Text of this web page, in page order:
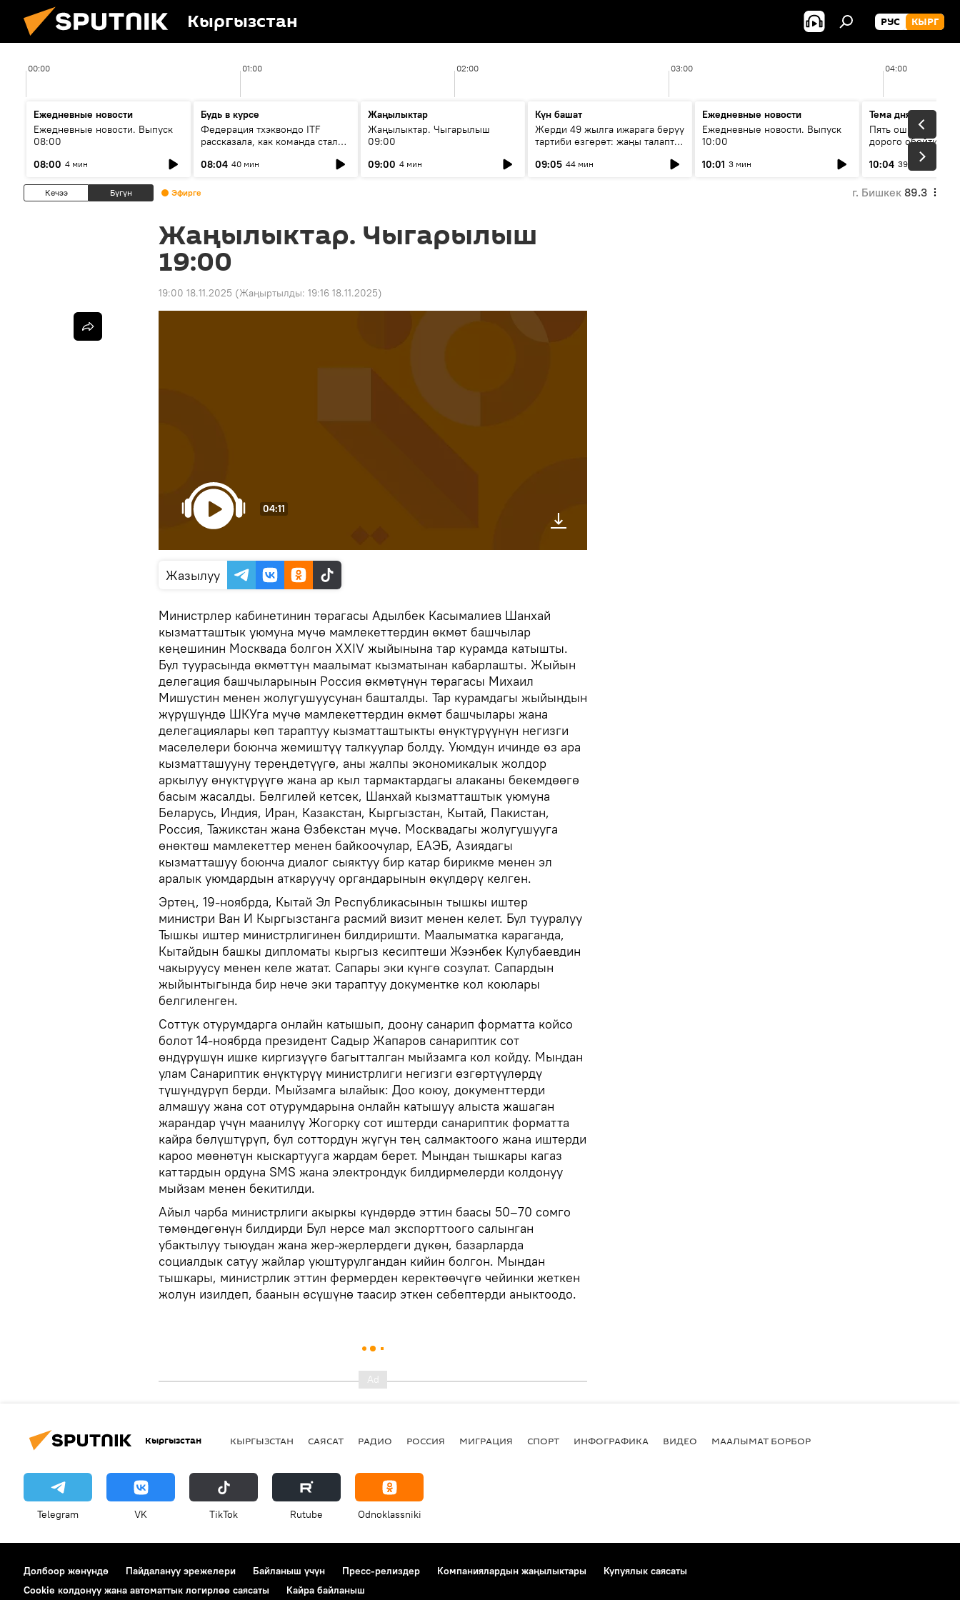
Кыргызстан РУС КЫРГ
00:00 01:00 02:00 03:00 04:00
Ежедневные новости
Ежедневные новости. Выпуск
08:00
08:00 4 мин
Будь в курсе
Федерация тхэквондо ITF
рассказала, как команда стала
08:04 40 мин
Жаңылыктар
Жаңылыктар. Чыгарылыш
09:00
09:00 4 мин
Күн башат
Жерди 49 жылга ижарага берүү
тартиби өзгөрөт: жаңы талаптар
09:05 44 мин
Ежедневные новости
Ежедневные новости. Выпуск
10:00
10:01 3 мин
Тема дня
Пять ошибок
дорого обойтись
10:04 39 мин
Кечээ Бүгүн Эфирге г. Бишкек 89.3
Жаңылыктар. Чыгарылыш
19:00
19:00 18.11.2025 (Жаңыртылды: 19:16 18.11.2025)
04:11
Жазылуу
Министрлер кабинетинин төрагасы Адылбек Касымалиев Шанхай
кызматташтык уюмуна мүчө мамлекеттердин өкмөт башчылар
кеңешинин Москвада болгон XXIV жыйынына тар курамда катышты.
Бул туурасында өкмөттүн маалымат кызматынан кабарлашты. Жыйын
делегация башчыларынын Россия өкмөтүнүн төрагасы Михаил
Мишустин менен жолугушуусунан башталды. Тар курамдагы жыйындын
жүрүшүндө ШКУга мүчө мамлекеттердин өкмөт башчылары жана
делегациялары көп тараптуу кызматташтыкты өнүктүрүүнүн негизги
маселелери боюнча жемиштүү талкуулар болду. Уюмдун ичинде өз ара
кызматташууну тереңдетүүгө, аны жалпы экономикалык жолдор
аркылуу өнүктүрүүгө жана ар кыл тармактардагы алаканы бекемдөөгө
басым жасалды. Белгилей кетсек, Шанхай кызматташтык уюмуна
Беларусь, Индия, Иран, Казакстан, Кыргызстан, Кытай, Пакистан,
Россия, Тажикстан жана Өзбекстан мүчө. Москвадагы жолугушууга
өнөктөш мамлекеттер менен байкоочулар, ЕАЭБ, Азиядагы
кызматташуу боюнча диалог сыяктуу бир катар бирикме менен эл
аралык уюмдардын аткаруучу органдарынын өкүлдөрү келген.
Эртең, 19-ноябрда, Кытай Эл Республикасынын тышкы иштер
министри Ван И Кыргызстанга расмий визит менен келет. Бул тууралуу
Тышкы иштер министрлигинен билдиришти. Маалыматка караганда,
Кытайдын башкы дипломаты кыргыз кесиптеши Жээнбек Кулубаевдин
чакыруусу менен келе жатат. Сапары эки күнгө созулат. Сапардын
жыйынтыгында бир нече эки тараптуу документке кол коюлары
белгиленген.
Соттук отурумдарга онлайн катышып, доону санарип форматта койсо
болот 14-ноябрда президент Садыр Жапаров санариптик сот
өндүрүшүн ишке киргизүүгө багытталган мыйзамга кол койду. Мындан
улам Санариптик өнүктүрүү министрлиги негизги өзгөртүүлөрдү
түшүндүрүп берди. Мыйзамга ылайык: Доо коюу, документтерди
алмашуу жана сот отурумдарына онлайн катышуу алыста жашаган
жарандар үчүн маанилүү Жогорку сот иштерди санариптик форматта
кайра бөлүштүрүп, бул соттордун жүгүн тең салмактоого жана иштерди
кароо мөөнөтүн кыскартууга жардам берет. Мындан тышкары кагаз
каттардын ордуна SMS жана электрондук билдирмелерди колдонуу
мыйзам менен бекитилди.
Айыл чарба министрлиги акыркы күндөрдө эттин баасы 50–70 сомго
төмөндөгөнүн билдирди Бул нерсе мал экспорттоого салынган
убактылуу тыюудан жана жер-жерлердеги дүкөн, базарларда
социалдык сатуу жайлар уюштурулгандан кийин болгон. Мындан
тышкары, министрлик эттин фермерден керектөөчүгө чейинки жеткен
жолун изилдеп, баанын өсүшүнө таасир эткен себептерди аныктоодо.
Кыргызстан КЫРГЫЗСТАН САЯСАТ РАДИО РОССИЯ МИГРАЦИЯ СПОРТ ИНФОГРАФИКА ВИДЕО МААЛЫМАТ БОРБОР
Telegram VK ТikТоk Rutube Odnoklassniki
Долбоор жөнүндө Пайдалануу эрежелери Байланыш үчүн Пресс-релиздер Компаниялардын жаңылыктары
Купуялык саясаты
Cookie колдонуу жана автоматтык логирлөө саясаты
Кайра байланыш